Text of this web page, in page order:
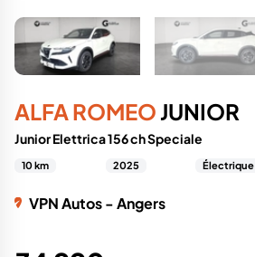
ALFA ROMEO JUNIOR
Junior Elettrica 156 ch Speciale
10 km 2025 Électrique
VPN Autos - Angers